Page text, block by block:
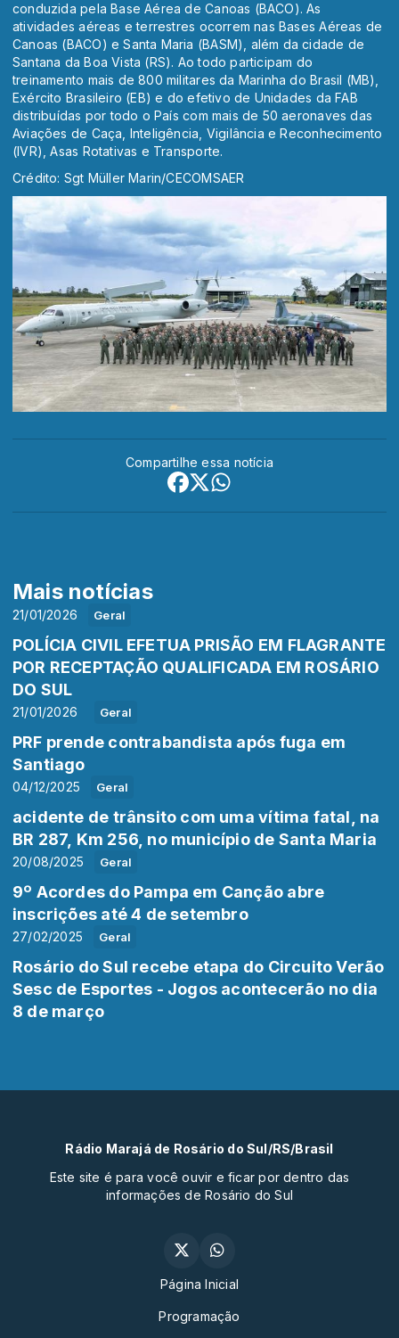
conduzida pela Base Aérea de Canoas (BACO). As
atividades aéreas e terrestres ocorrem nas Bases Aéreas de
Canoas (BACO) e Santa Maria (BASM), além da cidade de
Santana da Boa Vista (RS). Ao todo participam do
treinamento mais de 800 militares da Marinha do Brasil (MB),
Exército Brasileiro (EB) e do efetivo de Unidades da FAB
distribuídas por todo o País com mais de 50 aeronaves das
Aviações de Caça, Inteligência, Vigilância e Reconhecimento
(IVR), Asas Rotativas e Transporte.
Crédito: Sgt Müller Marin/CECOMSAER
Compartilhe essa notícia
Mais notícias
Geral
21/01/2026
POLÍCIA CIVIL EFETUA PRISÃO EM FLAGRANTE
POR RECEPTAÇÃO QUALIFICADA EM ROSÁRIO
DO SUL
Geral
21/01/2026
PRF prende contrabandista após fuga em
Santiago
Geral
04/12/2025
acidente de trânsito com uma vítima fatal, na
BR 287, Km 256, no município de Santa Maria
Geral
20/08/2025
9º Acordes do Pampa em Canção abre
inscrições até 4 de setembro
Geral
27/02/2025
Rosário do Sul recebe etapa do Circuito Verão
Sesc de Esportes - Jogos acontecerão no dia
8 de março
Rádio Marajá de Rosário do Sul/RS/Brasil
Este site é para você ouvir e ficar por dentro das
informações de Rosário do Sul
Página Inicial
Programação